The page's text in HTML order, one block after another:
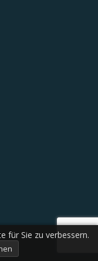
für Sie zu verbessern.